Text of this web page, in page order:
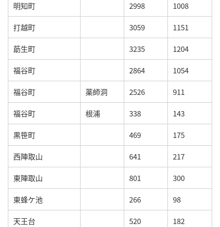
明知町 2998 1008
打越町 3059 1151
莇生町 3235 1204
福谷町 2864 1054
福谷町 薬師洞 2526 911
福谷町 根浦 338 143
黒笹町 469 175
西陣取山 641 217
東陣取山 801 300
東蜂ケ池 266 98
天王台 520 182